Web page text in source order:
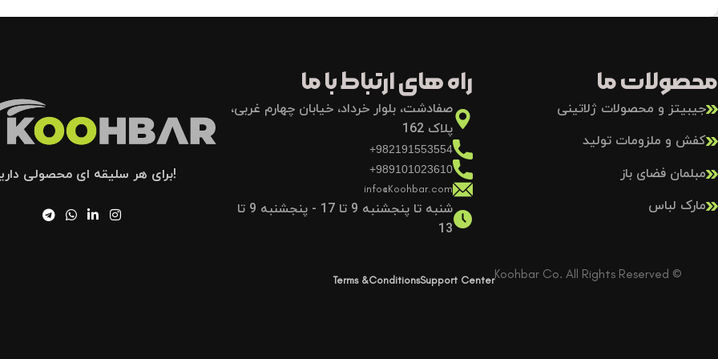
محصولات ما
جیبیتز و محصولات ژلاتینی
کفش و ملزومات تولید
مبلمان فضای باز
مارک لباس
راه های ارتباط با ما
صفادشت، بلوار خرداد، خیابان چهارم غربی،
پلاک 162
982191553554+
989101023610+
info@Koohbar.com
شنبه تا پنجشنبه 9 تا 17 - پنجشنبه 9 تا
13
!برای هر سلیقه ای محصولی
© Koohbar Co. All Rights Reserved
Support Center
Terms &Conditions